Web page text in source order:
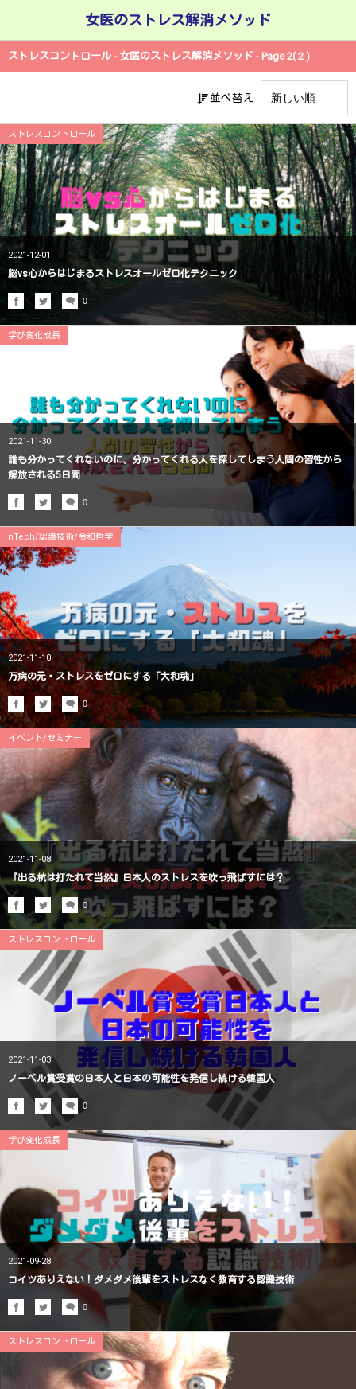
女医のストレス解消メソッド
ストレスコントロール - 女医のストレス解消メソッド - Page 2( 2 )
並べ替え
ストレスコントロール
2021-12-01
脳vs心からはじまるストレスオールゼロ化テクニック
0
学び変化成長
2021-11-30
誰も分かってくれないのに、分かってくれる人を探してしまう人間の習性から
解放される5日間
0
nTech/認識技術/令和哲学
2021-11-10
万病の元・ストレスをゼロにする「大和魂」
0
イベント/セミナー
2021-11-08
『出る杭は打たれて当然』日本人のストレスを吹っ飛ばすには？
0
ストレスコントロール
2021-11-03
ノーベル賞受賞の日本人と日本の可能性を発信し続ける韓国人
0
学び変化成長
2021-09-28
コイツありえない！ダメダメ後輩をストレスなく教育する認識技術
0
ストレスコントロール